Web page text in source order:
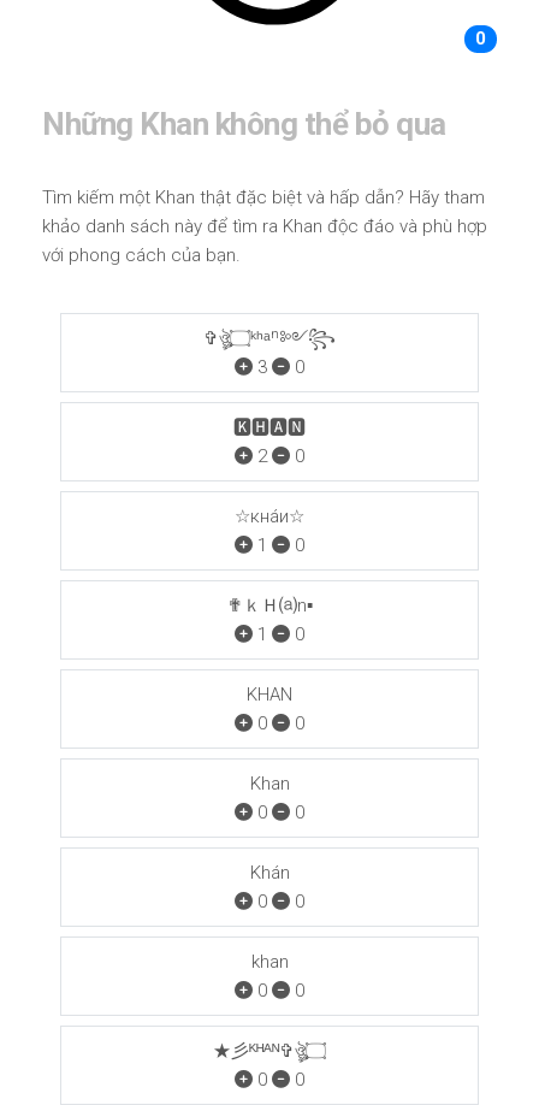
0
Những Khan không thể bỏ qua
Tìm kiếm một Khan thật đặc biệt và hấp dẫn? Hãy tham
khảo danh sách này để tìm ra Khan độc đáo và phù hợp
với phong cách của bạn.
✞ঔৣ۝ᵏʰᵃⁿ༻꧂
3
0
🅺🅷🅰🅽
2
0
☆кнáи☆
1
0
✟ｋＨ⒜n▪
1
0
KHAN
0
0
Khan
0
0
Khán
0
0
khan
0
0
★彡ᴷᴴᴬᴺ✞ঔৣ۝
0
0